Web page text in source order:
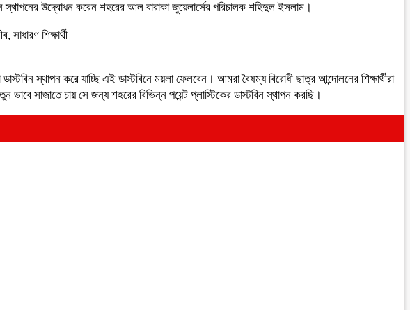
স্থাপনের উদ্বোধন করেন শহরের আল বারাকা জুয়েলার্সের পরিচালক শহিদুল ইসলাম।
শিক্ষার্থী
স্থাপন করে যাচ্ছি এই ডাস্টবিনে ময়লা ফেলবেন। আমরা বৈষম্য বিরোধী ছাত্র আন্দোলনের শিক্ষার্থীরা
ভাবে সাজাতে চায় সে জন্য শহরের বিভিন্ন পয়েন্ট প্লাস্টিকের ডাস্টবিন স্থাপন করছি।